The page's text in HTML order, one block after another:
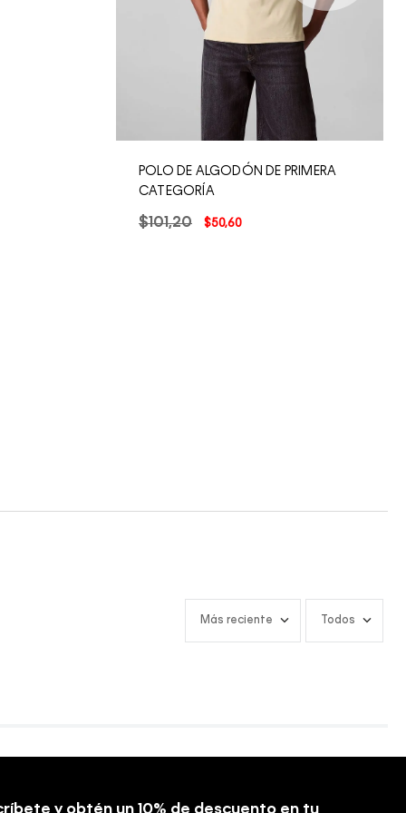
POLO DE ALGODÓN DE PRIMERA
CATEGORÍA
$101,20 $50,60
Más reciente Todos